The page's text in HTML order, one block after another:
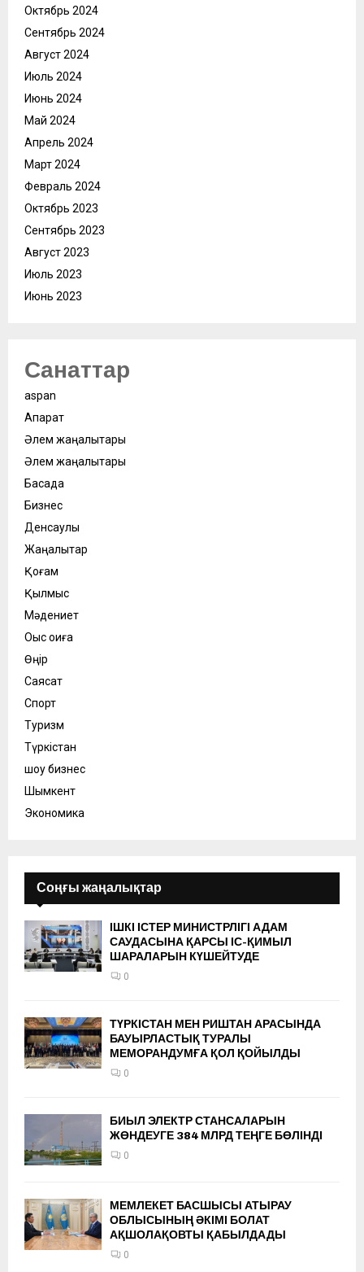
Октябрь 2024
Сентябрь 2024
Август 2024
Июль 2024
Июнь 2024
Май 2024
Апрель 2024
Март 2024
Февраль 2024
Октябрь 2023
Сентябрь 2023
Август 2023
Июль 2023
Июнь 2023
Санаттар
aspan
Ақпарат
Әлем жаңалықтары
Әлем жаңалықтары
Басқада
Бизнес
Денсаулық
Жаңалықтар
Қоғам
Қылмыс
Мәдениет
Оқыс оқиға
Өңір
Саясат
Спорт
Туризм
Түркістан
шоу бизнес
Шымкент
Экономика
Соңғы жаңалықтар
ІШКІ ІСТЕР МИНИСТРЛІГІ АДАМ
САУДАСЫНА ҚАРСЫ ІС-ҚИМЫЛ
ШАРАЛАРЫН КҮШЕЙТУДЕ
0
ТҮРКІСТАН МЕН РИШТАН АРАСЫНДА
БАУЫРЛАСТЫҚ ТУРАЛЫ
МЕМОРАНДУМҒА ҚОЛ ҚОЙЫЛДЫ
0
БИЫЛ ЭЛЕКТР СТАНСАЛАРЫН
ЖӨНДЕУГЕ 384 МЛРД ТЕҢГЕ БӨЛІНДІ
0
МЕМЛЕКЕТ БАСШЫСЫ АТЫРАУ
ОБЛЫСЫНЫҢ ӘКІМІ БОЛАТ
АҚШОЛАҚОВТЫ ҚАБЫЛДАДЫ
0